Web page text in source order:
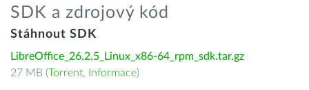
SDK a zdrojový kód
Stáhnout SDK
LibreOffice_26.2.5_Linux_x86-64_rpm_sdk.tar.gz
27 MB (Torrent, Informace)